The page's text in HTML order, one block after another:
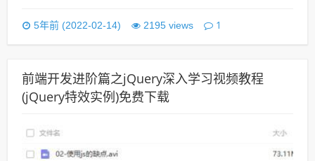
5年前 (2022-02-14) 2195 views 1
前端开发进阶篇之jQuery深入学习视频教程
(jQuery特效实例)免费下载